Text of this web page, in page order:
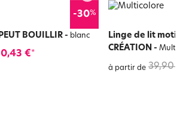
-30%
BOUILLIR - blanc
€*
Linge de lit motif
CRÉATION -
à partir de 39,90